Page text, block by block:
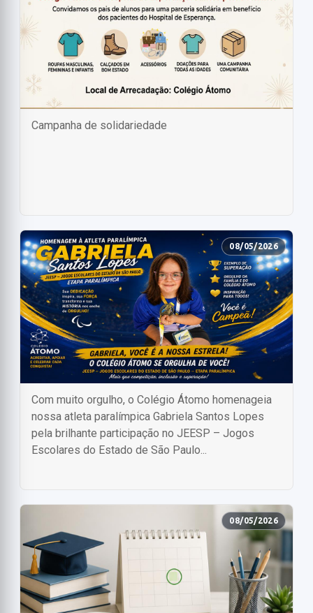
Campanha de solidariedade
08/05/2026
Com muito orgulho, o Colégio Átomo homenageia
nossa atleta paralímpica Gabriela Santos Lopes
pela brilhante participação no JEESP – Jogos
Escolares do Estado de São Paulo...
08/05/2026